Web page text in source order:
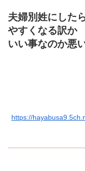
夫婦別姓にした
やすくなる訳か
いい事なのか悪
https://